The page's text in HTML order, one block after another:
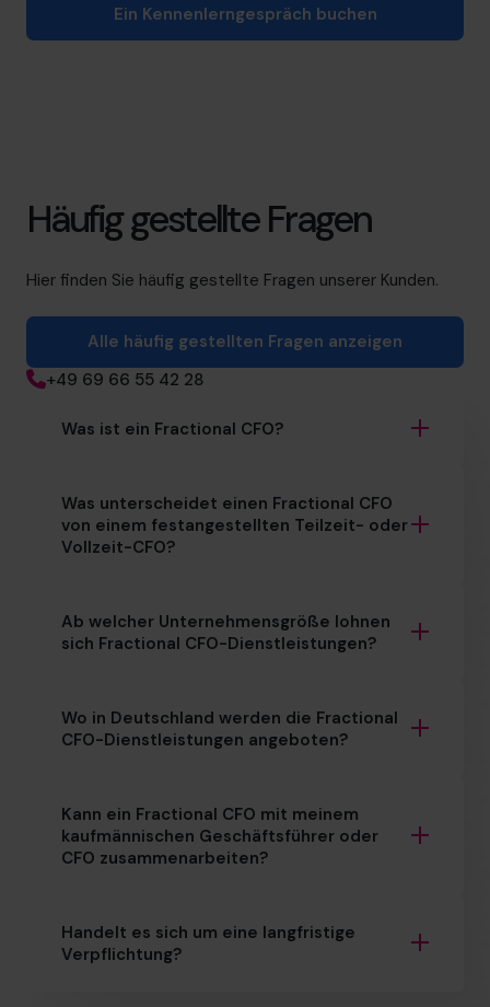
Ein Kennenlerngespräch buchen
Häufig gestellte Fragen
Hier finden Sie häufig gestellte Fragen unserer Kunden.
Alle häufig gestellten Fragen anzeigen
+49 69 66 55 42 28
Was ist ein Fractional CFO?
Was unterscheidet einen Fractional CFO
von einem festangestellten Teilzeit- oder
Vollzeit-CFO?
Ab welcher Unternehmensgröße lohnen
sich Fractional CFO-Dienstleistungen?
Wo in Deutschland werden die Fractional
CFO-Dienstleistungen angeboten?
Kann ein Fractional CFO mit meinem
kaufmännischen Geschäftsführer oder
CFO zusammenarbeiten?
Handelt es sich um eine langfristige
Verpflichtung?